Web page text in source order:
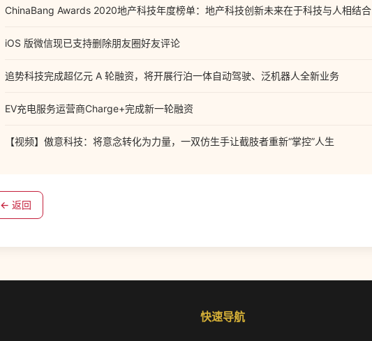
ChinaBang Awards 2020地产科技年度榜单：地产科技创新未来在于科技与人相结合
iOS 版微信现已支持删除朋友圈好友评论
追势科技完成超亿元 A 轮融资，将开展行泊一体自动驾驶、泛机器人全新业务
EV充电服务运营商Charge+完成新一轮融资
【视频】傲意科技：将意念转化为力量，一双仿生手让截肢者重新“掌控”人生
← 返回
快速导航